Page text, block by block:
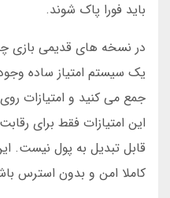
باید فورا پاک شوند.
یک سیستم امتیاز ساده وجود
جمع می کنید و امتیازات
این امتیازات فقط برای
قابل تبدیل به پول نیست.
کاملا امن و بدون استرس